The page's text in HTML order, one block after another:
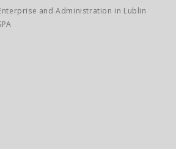
and Administration in Lublin